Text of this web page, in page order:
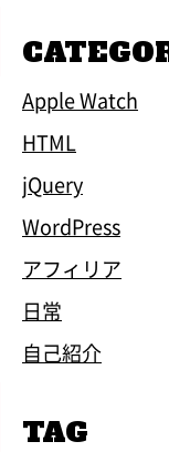
Apple Watch
HTML
jQuery
WordPress
アフィリア
日常
自己紹介
TAG